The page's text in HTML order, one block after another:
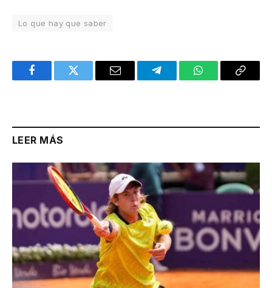
Lo que hay que saber
FacebookTwitter Email TelegramWhatsAppCopy
LEER MÁS